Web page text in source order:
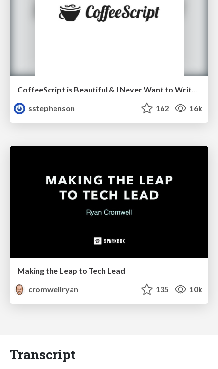
sstephenson
162 16k
Making the Leap to Tech Lead
cromwellryan
135 10k
Transcript